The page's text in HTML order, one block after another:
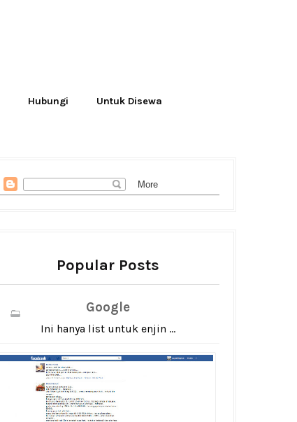
Hubungi Untuk Disewa
Popular Posts
Google
Ini hanya list untuk enjin ...